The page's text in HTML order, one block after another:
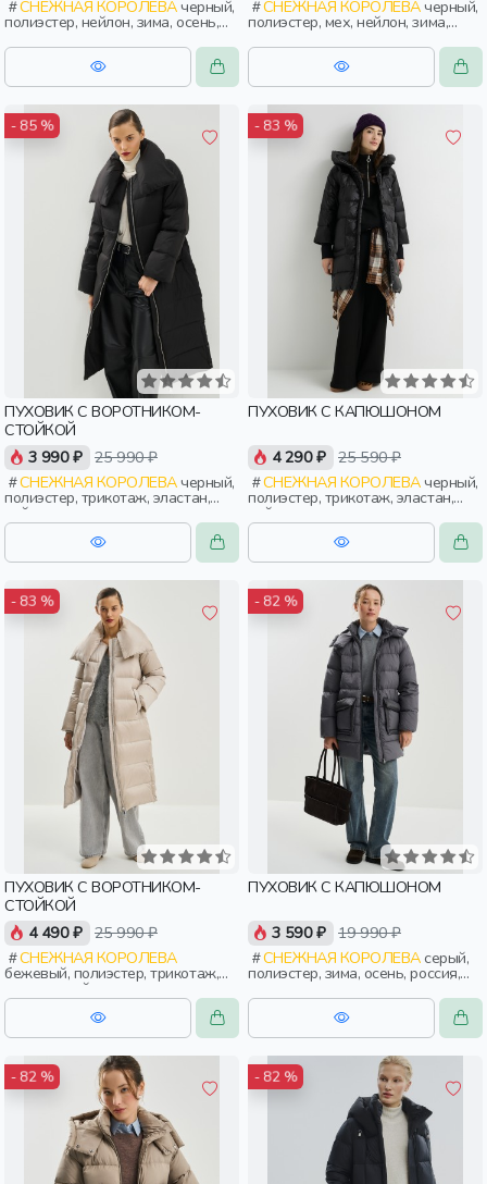
СНЕЖНАЯ КОРОЛЕВАчерный,
полиэстер, нейлон, зима, осень,
россия, прямые, капюшон,
застежка, утепленные, прорези,
карман, женщины, взрослые
СНЕЖНАЯ КОРОЛЕВАчерный,
полиэстер, мех, нейлон, зима,
осень, россия, прямые, капюшон,
застежка, утепленные, прорези,
карман, женщины, взрослые
- 85 %
ПУХОВИК С ВОРОТНИКОМ-
СТОЙКОЙ
3 990 ₽ 25 990 ₽
СНЕЖНАЯ КОРОЛЕВАчерный,
полиэстер, трикотаж, эластан,
нейлон, зима, осень, россия,
прямые, застежка, утепленные,
прорези, карман, воротник,
объемные, воротник-стойка,
- 83 %
ПУХОВИК С КАПЮШОНОМ
4 290 ₽ 25 590 ₽
СНЕЖНАЯ КОРОЛЕВАчерный,
полиэстер, трикотаж, эластан,
нейлон, зима, осень, россия,
широкие, прямые, капюшон,
застежка, утепленные, карман,
объемные, женщины, взрослые
- 83 %
ПУХОВИК С ВОРОТНИКОМ-
СТОЙКОЙ
4 490 ₽ 25 990 ₽
СНЕЖНАЯ КОРОЛЕВА
бежевый, полиэстер, трикотаж,
эластан, нейлон, зима, осень,
россия, прямые, застежка,
утепленные, прорези, карман,
воротник, объемные, воротник-
- 82 %
ПУХОВИК С КАПЮШОНОМ
3 590 ₽ 19 990 ₽
СНЕЖНАЯ КОРОЛЕВАсерый,
полиэстер, зима, осень, россия,
прямые, короткие, капюшон,
застежка, клапан, карман,
воротник, воротник-стойка,
женщины, взрослые
- 82 % - 82 %